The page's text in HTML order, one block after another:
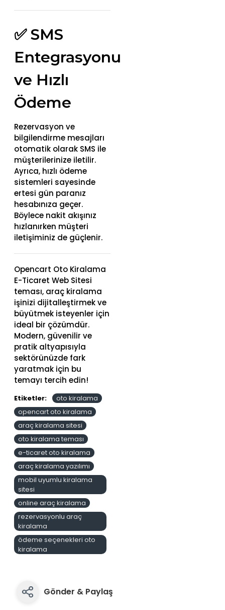
✅ SMS
Entegrasyonu
ve Hızlı
Ödeme
Rezervasyon ve
bilgilendirme mesajları
otomatik olarak SMS ile
müşterilerinize iletilir.
Ayrıca, hızlı ödeme
sistemleri sayesinde
ertesi gün paranız
hesabınıza geçer.
Böylece nakit akışınız
hızlanırken müşteri
iletişiminiz de güçlenir.
Opencart Oto Kiralama
E-Ticaret Web Sitesi
teması, araç kiralama
işinizi dijitalleştirmek ve
büyütmek isteyenler için
ideal bir çözümdür.
Modern, güvenilir ve
pratik altyapısıyla
sektörünüzde fark
yaratmak için bu
temayı tercih edin!
Etiketler:
oto kiralama
opencart oto kiralama
araç kiralama sitesi
oto kiralama teması
e-ticaret oto kiralama
araç kiralama yazılımı
mobil uyumlu kiralama
sitesi
online araç kiralama
rezervasyonlu araç
kiralama
ödeme seçenekleri oto
kiralama
Gönder & Paylaş